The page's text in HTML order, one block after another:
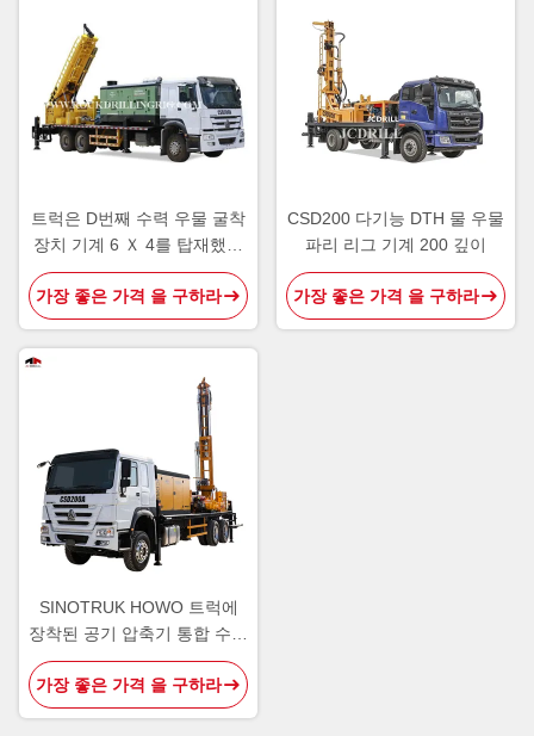
트럭은 D번째 수력 우물 굴착
장치 기계 6 Ｘ 4를 탑재했습
니다
가장 좋은 가격 을 구하라
CSD200 다기능 DTH 물 우물
파리 리그 기계 200 깊이
가장 좋은 가격 을 구하라
SINOTRUK HOWO 트럭에
장착된 공기 압축기 통합 수압
물 우물 뚫기 기구
가장 좋은 가격 을 구하라